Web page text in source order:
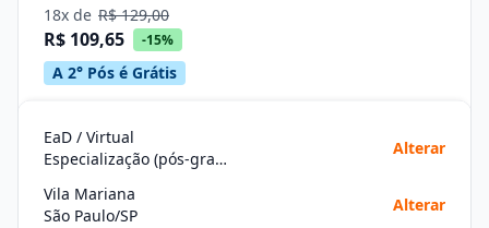
18x de R$ 129,00
R$ 109,65 -15%
A 2° Pós é Grátis
EaD / Virtual
Especialização (pós-graduação)
Alterar
Vila Mariana
São Paulo/SP
Alterar